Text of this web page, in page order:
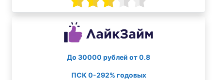
До 30000 рублей от 0.8
ПСК 0-292% годовых